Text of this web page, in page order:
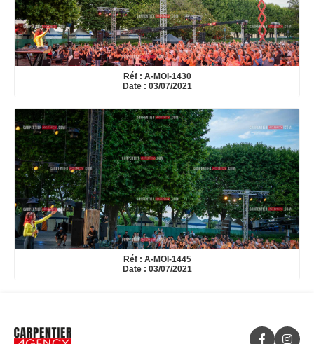
Réf : A-MOI-1430
Date : 03/07/2021
Réf : A-MOI-1445
Date : 03/07/2021